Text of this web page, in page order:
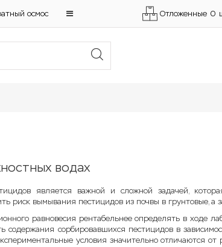
осмос Отложенные 0
водах
является важной и сложной задачей,
риск вымывания пестицидов из почвы в грунтовые, а
равновесия рентабельнее определять в ходе
содержания сорбировавшихся пестицидов в
условия значительно отличаются